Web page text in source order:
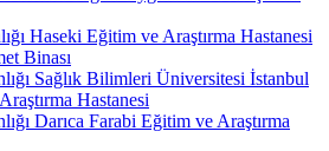
Haseki Eğitim ve Araştırma Hastanesi
Binası
Sağlık Bilimleri Üniversitesi İstanbul
Hastanesi
Darıca Farabi Eğitim ve Araştırma